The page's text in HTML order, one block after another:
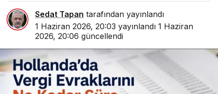
Sedat Tapan tarafından yayınlandı
1 Haziran 2026, 20:03 yayınlandı 1 Haziran
2026, 20:06 güncellendi